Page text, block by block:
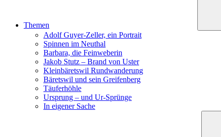
Themen
Adolf Guyer-Zeller, ein Portrait
Spinnen im Neuthal
Barbara, die Feinweberin
Jakob Stutz – Brand von Uster
Kleinbäretswil Rundwanderung
Bäretswil und sein Greifenberg
Täuferhöhle
Ursprung – und Ur-Sprünge
In eigener Sache